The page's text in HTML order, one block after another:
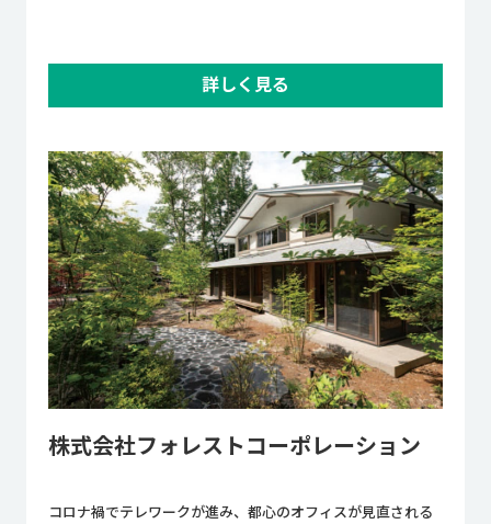
詳しく見る
株式会社フォレストコーポレーション
コロナ禍でテレワークが進み、都心のオフィスが見直される